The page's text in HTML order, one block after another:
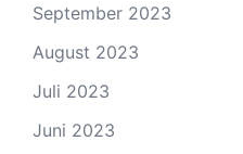
September 2023
August 2023
Juli 2023
Juni 2023